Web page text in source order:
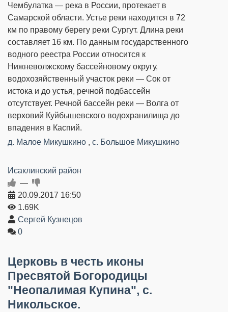
Чембулатка — река в России, протекает в
Самарской области. Устье реки находится в 72
км по правому берегу реки Сургут. Длина реки
составляет 16 км. По данным государственного
водного реестра России относится к
Нижневолжскому бассейновому округу,
водохозяйственный участок реки — Сок от
истока и до устья, речной подбассейн
отсутствует. Речной бассейн реки — Волга от
верховий Куйбышевского водохранилища до
впадения в Каспий.
д. Малое Микушкино , с. Большое Микушкино
Исаклинский район
—
20.09.2017 16:50
1.69K
Сергей Кузнецов
0
Церковь в честь иконы
Пресвятой Богородицы
"Неопалимая Купина", с.
Никольское.